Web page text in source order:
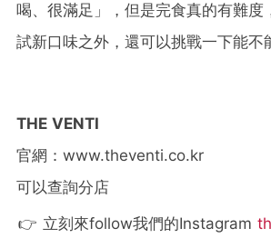
喝、很滿足」，但是完食真的有難度
試新口味之外，還可以挑戰一下能不
THE VENTI
官網：www.theventi.co.kr
可以查詢分店
👉 立刻來follow我們的Instagram